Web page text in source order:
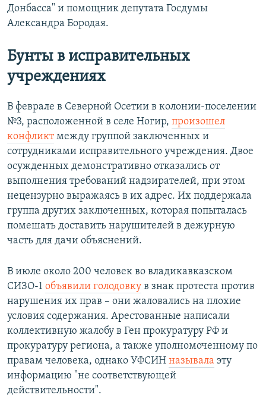
Донбасса" и помощник депутата Госдумы
Александра Бородая.
Бунты в исправительных
учреждениях
В феврале в Северной Осетии в колонии-поселении
№3, расположенной в селе Ногир, произошел
конфликтмежду группой заключенных и
сотрудниками исправительного учреждения. Двое
осужденных демонстративно отказались от
выполнения требований надзирателей, при этом
нецензурно выражаясь в их адрес. Их поддержала
группа других заключенных, которая попыталась
помешать доставить нарушителей в дежурную
часть для дачи объяснений.
В июле около 200 человек во владикавказском
СИЗО-1 объявили голодовку в знак протеста против
нарушения их прав – они жаловались на плохие
условия содержания. Арестованные написали
коллективную жалобу в Ген прокуратуру РФ и
прокуратуру региона, а также уполномоченному по
правам человека, однако УФСИН называла эту
информацию "не соответствующей
действительности".